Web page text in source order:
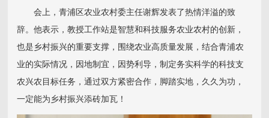
会上，青浦区农业农村委主任谢辉发表了热情洋溢的致
辞。他表示，教授工作站是智慧和科技服务农业农村的创新，
也是乡村振兴的重要支撑，围绕农业高质量发展，结合青浦农
业的实际情况，因地制宜，因势利导，制定务实科学的科技支
农兴农目标任务，通过双方紧密合作，脚踏实地，久久为功，
一定能为乡村振兴添砖加瓦！